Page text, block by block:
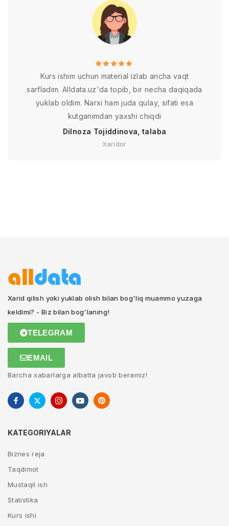
Kurs ishim uchun material izlab ancha vaqt
sarfladim. Alldata.uz'da topib, bir necha daqiqada
yuklab oldim. Narxi ham juda qulay, sifati esa
kutganimdan yaxshi chiqdi
Dilnoza Tojiddinova, talaba
Xaridor
Xarid qilish yoki yuklab olish bilan bog'liq muammo yuzaga
keldimi? - Biz bilan bog'laning!
TELEGRAM
EMAIL
Barcha xabarlarga albatta javob beramiz!
KATEGORIYALAR
Biznes reja
Taqdimot
Mustaqil ish
Statistika
Kurs ishi